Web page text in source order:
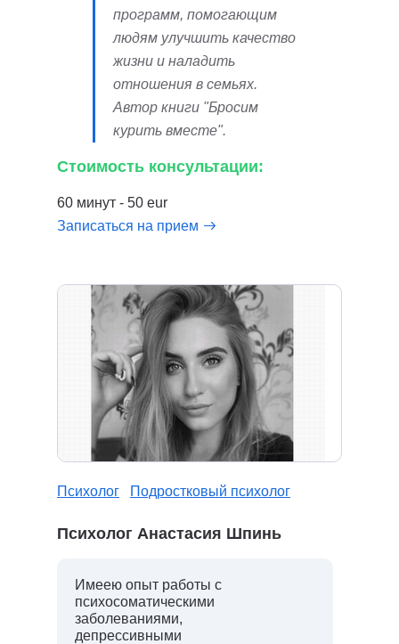
программ, помогающим
людям улучшить качество
жизни и наладить
отношения в семьях.
Автор книги "Бросим
курить вместе".
Стоимость консультации:
60 минут - 50 eur
Записаться на прием
Психолог Подростковый психолог
Психолог Анастасия Шпинь
Имеею опыт работы с
психосоматическими
заболеваниями,
депрессивными